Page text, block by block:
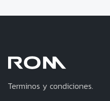
Terminos y condiciones.